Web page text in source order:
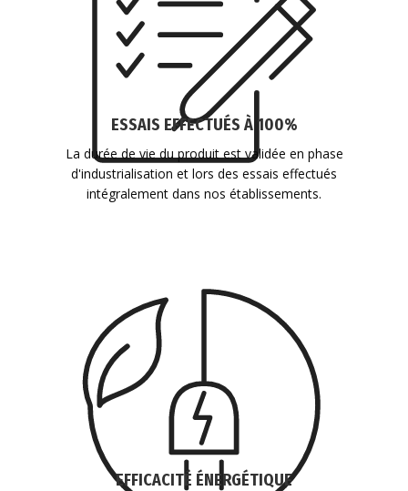
ESSAIS EFFECTUÉS À 100%
La durée de vie du produit est validée en phase
d'industrialisation et lors des essais effectués
intégralement dans nos établissements.
EFFICACITÉ ÉNERGÉTIQUE